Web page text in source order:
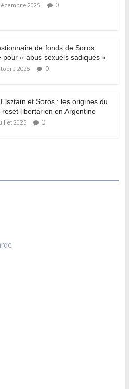
2025 0
de fonds de Soros
pour « abus sexuels sadiques »
2025 0
et Soros : les origines du
reset libertarien en Argentine
2025 0